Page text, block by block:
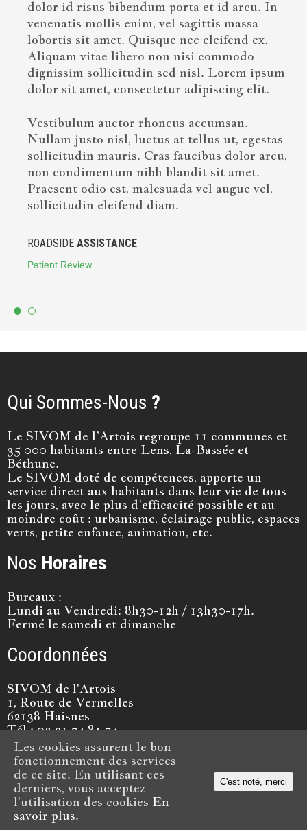
dolor id risus bibendum porta et id arcu. In
venenatis mollis enim, vel sagittis massa
lobortis sit amet. Quisque nec eleifend ex.
Aliquam vitae libero non nisi commodo
dignissim sollicitudin sed nisl. Lorem ipsum
dolor sit amet, consectetur adipiscing elit.
Vestibulum auctor rhoncus accumsan.
Nullam justo nisl, luctus at tellus ut, egestas
sollicitudin mauris. Cras faucibus dolor arcu,
non condimentum nibh blandit sit amet.
Praesent odio est, malesuada vel augue vel,
sollicitudin eleifend diam.
ROADSIDE ASSISTANCE
Patient Review
Qui Sommes-Nous ?
Le SIVOM de l’Artois regroupe 11 communes et
35 000 habitants entre Lens, La-Bassée et
Béthune.
Le SIVOM doté de compétences, apporte un
service direct aux habitants dans leur vie de tous
les jours, avec le plus d’efficacité possible et au
moindre coût : urbanisme, éclairage public, espaces
verts, petite enfance, animation, etc.
Nos Horaires
Bureaux :
Lundi au Vendredi: 8h30-12h / 13h30-17h.
Fermé le samedi et dimanche
Coordonnées
SIVOM de l'Artois
1, Route de Vermelles
62138 Haisnes
Tél : 03 21 74 81 74
© 2017 SIVOM de l'Artois Mentions légales Tous
droits réservés
Conception & Réalisation
Les cookies assurent le bon
fonctionnement des services
de ce site. En utilisant ces
derniers, vous acceptez
l'utilisation des cookies En
savoir plus.
C'est noté, merci